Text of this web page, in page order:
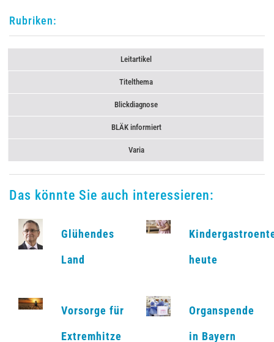
Rubriken:
Leitartikel
Titelthema
Blickdiagnose
BLÄK informiert
Varia
Das könnte Sie auch interessieren:
Glühendes
Land
heute
Vorsorge für
Extremhitze
Organspende
in Bayern